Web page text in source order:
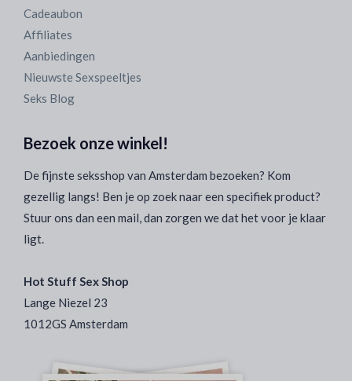
Cadeaubon
Affiliates
Aanbiedingen
Nieuwste Sexspeeltjes
Seks Blog
Bezoek onze winkel!
De fijnste seksshop van Amsterdam bezoeken? Kom
gezellig langs! Ben je op zoek naar een specifiek product?
Stuur ons dan een mail, dan zorgen we dat het voor je klaar
ligt.
Hot Stuff Sex Shop
Lange Niezel 23
1012GS Amsterdam